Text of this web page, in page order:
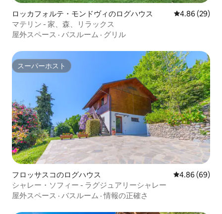
ロッカフォルテ・モンドヴィのログハウス レビュー29
4.86 (29)
マテリン - 家、森、リラックス
屋外スペース · バスルーム · グリル
スーパーホスト
スーパーホスト
フロッサスコのログハウス レビュー69件
4.86 (69)
シャレー・ソフィー - ラグジュアリーシャレー
屋外スペース · バスルーム ·情報の正確さ